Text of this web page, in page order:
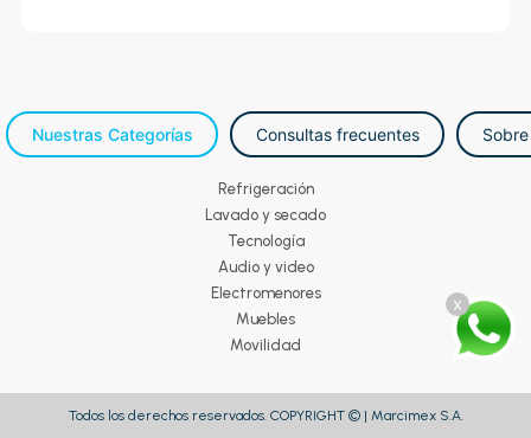
x
Nuestras Categorías Consultas frecuentes
Refrigeración
Lavado y secado
Tecnología
Audio y video
Electromenores
Muebles
Movilidad
Todos los derechos reservados. COPYRIGHT © | Marcimex S.A.